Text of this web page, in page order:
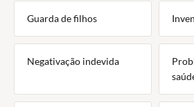
Guarda de filhos
Negativação indevida